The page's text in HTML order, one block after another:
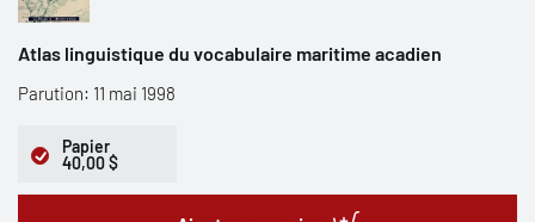
Atlas linguistique du vocabulaire maritime acadien
Parution: 11 mai 1998
Papier
40,00 $